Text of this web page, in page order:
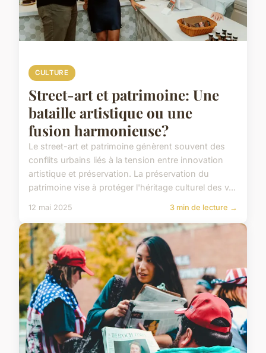
CULTURE
Street-art et patrimoine: Une
bataille artistique ou une
fusion harmonieuse?
Le street-art et patrimoine génèrent souvent des
conflits urbains liés à la tension entre innovation
artistique et préservation. La préservation du
patrimoine vise à protéger l'héritage culturel des v...
12 mai 2025 3 min de lecture →